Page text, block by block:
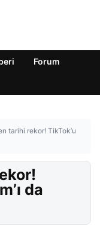
Forum
tarihi rekor! TikTok’u
da